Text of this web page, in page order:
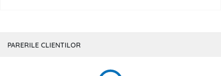
PARERILE CLIENTILOR